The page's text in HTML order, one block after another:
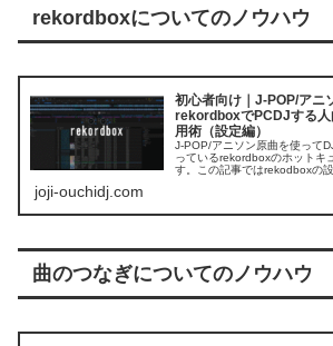
rekordboxについてのノウハウ
初心者向け｜J-POP/アニ
rekordboxでPCDJする人
用術（設定編）
J-POP/アニソン原曲を使って
っているrekordboxのホットキ
す。この記事ではrekodboxの
joji-ouchidj.com
曲のつなぎについてのノウハウ